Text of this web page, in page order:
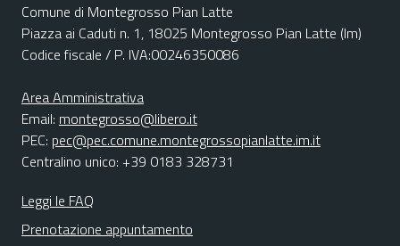
Comune di Montegrosso Pian Latte
Piazza ai Caduti n. 1, 18025 Montegrosso Pian Latte (Im)
Codice fiscale / P. IVA:00246350086
Area Amministrativa
Email: montegrosso@libero.it
PEC: pec@pec.comune.montegrossopianlatte.im.it
Centralino unico: +39 0183 328731
Leggi le FAQ
Prenotazione appuntamento